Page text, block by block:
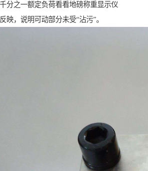
分之一额定负荷看看地磅称重显示仪
映，说明可动部分未受“沾污”。